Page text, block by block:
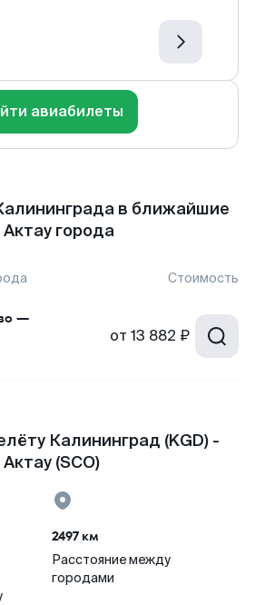
авиабилеты
в ближайшие
Актау города
Стоимость
—
от 13 882 ₽
Калининград (KGD) -
Актау (SCO)
2497 км
Расстояние между
городами